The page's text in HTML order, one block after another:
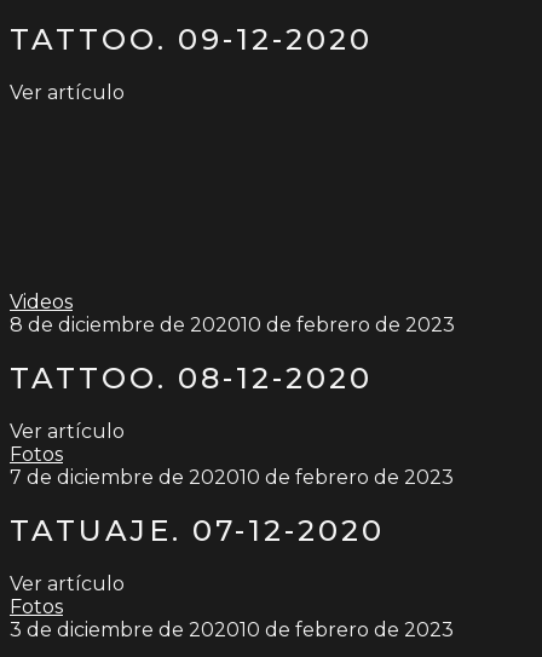
TATTOO. 09-12-2020
Ver artículo
Videos
8 de diciembre de 202010 de febrero de 2023
TATTOO. 08-12-2020
Ver artículo
Fotos
7 de diciembre de 202010 de febrero de 2023
TATUAJE. 07-12-2020
Ver artículo
Fotos
3 de diciembre de 202010 de febrero de 2023